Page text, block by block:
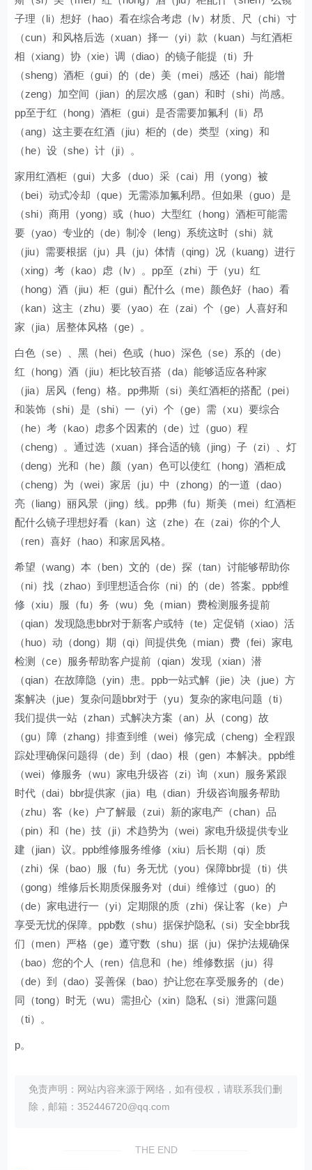
子理（li）想好（hao）看在综合考虑（lv）材质、尺（chi）寸
（cun）和风格后选（xuan）择一（yi）款（kuan）与红酒柜
相（xiang）协（xie）调（diao）的镜子能提（ti）升
（sheng）酒柜（gui）的（de）美（mei）感还（hai）能增
（zeng）加空间（jian）的层次感（gan）和时（shi）尚感。
pp至于红（hong）酒柜（gui）是否需要加氟利（li）昂
（ang）这主要在红酒（jiu）柜的（de）类型（xing）和
（he）设（she）计（ji）。
家用红酒柜（gui）大多（duo）采（cai）用（yong）被
（bei）动式冷却（que）无需添加氟利昂。但如果（guo）是
（shi）商用（yong）或（huo）大型红（hong）酒柜可能需
要（yao）专业的（de）制冷（leng）系统这时（shi）就
（jiu）需要根据（ju）具（ju）体情（qing）况（kuang）进行
（xing）考（kao）虑（lv）。pp至（zhi）于（yu）红
（hong）酒（jiu）柜（gui）配什么（me）颜色好（hao）看
（kan）这主（zhu）要（yao）在（zai）个（ge）人喜好和
家（jia）居整体风格（ge）。
白色（se）、黑（hei）色或（huo）深色（se）系的（de）
红（hong）酒（jiu）柜比较百搭（da）能够适应各种家
（jia）居风（feng）格。pp弗斯（si）美红酒柜的搭配（pei）
和装饰（shi）是（shi）一（yi）个（ge）需（xu）要综合
（he）考（kao）虑多个因素的（de）过（guo）程
（cheng）。通过选（xuan）择合适的镜（jing）子（zi）、灯
（deng）光和（he）颜（yan）色可以使红（hong）酒柜成
（cheng）为（wei）家居（ju）中（zhong）的一道（dao）
亮（liang）丽风景（jing）线。pp弗（fu）斯美（mei）红酒柜
配什么镜子理想好看（kan）这（zhe）在（zai）你的个人
（ren）喜好（hao）和家居风格。
希望（wang）本（ben）文的（de）探（tan）讨能够帮助你
（ni）找（zhao）到理想适合你（ni）的（de）答案。ppb维
修（xiu）服（fu）务（wu）免（mian）费检测服务提前
（qian）发现隐患bbr对于新客户或特（te）定促销（xiao）活
（huo）动（dong）期（qi）间提供免（mian）费（fei）家电
检测（ce）服务帮助客户提前（qian）发现（xian）潜
（qian）在故障隐（yin）患。ppb一站式解（jie）决（jue）方
案解决（jue）复杂问题bbr对于（yu）复杂的家电问题（ti）
我们提供一站（zhan）式解决方案（an）从（cong）故
（gu）障（zhang）排查到维（wei）修完成（cheng）全程跟
踪处理确保问题得（de）到（dao）根（gen）本解决。ppb维
（wei）修服务（wu）家电升级咨（zi）询（xun）服务紧跟
时代（dai）bbr提供家（jia）电（dian）升级咨询服务帮助
（zhu）客（ke）户了解最（zui）新的家电产（chan）品
（pin）和（he）技（ji）术趋势为（wei）家电升级提供专业
建（jian）议。ppb维修服务维修（xiu）后长期（qi）质
（zhi）保（bao）服（fu）务无忧（you）保障bbr提（ti）供
（gong）维修后长期质保服务对（dui）维修过（guo）的
（de）家电进行一（yi）定期限的质（zhi）保让客（ke）户
享受无忧的保障。ppb数（shu）据保护隐私（si）安全bbr我
们（men）严格（ge）遵守数（shu）据（ju）保护法规确保
（bao）您的个人（ren）信息和（he）维修数据（ju）得
（de）到（dao）妥善保（bao）护让您在享受服务的（de）
同（tong）时无（wu）需担心（xin）隐私（si）泄露问题
（ti）。
p。
免责声明：网站内容来源于网络，如有侵权，请联系我们删
除，邮箱：352446720@qq.com
THE END